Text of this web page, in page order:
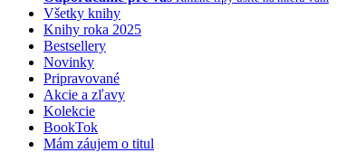
Všetky knihy
Knihy roka 2025
Bestsellery
Novinky
Pripravované
Akcie a zľavy
Kolekcie
BookTok
Mám záujem o titul